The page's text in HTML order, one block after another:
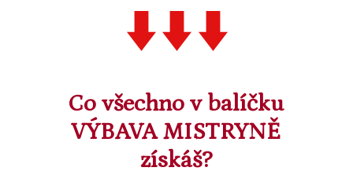
Co všechno v balíčku
VÝBAVA MISTRYNĚ
získáš?